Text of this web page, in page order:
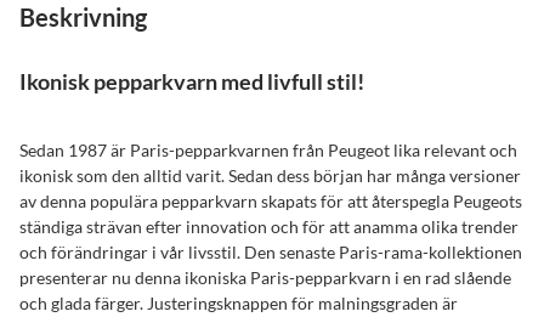
Beskrivning
Ikonisk pepparkvarn med livfull stil!
Sedan 1987 är Paris-pepparkvarnen från Peugeot lika relevant och
ikonisk som den alltid varit. Sedan dess början har många versioner
av denna populära pepparkvarn skapats för att återspegla Peugeots
ständiga strävan efter innovation och för att anamma olika trender
och förändringar i vår livsstil. Den senaste Paris-rama-kollektionen
presenterar nu denna ikoniska Paris-pepparkvarn i en rad slående
och glada färger. Justeringsknappen för malningsgraden är